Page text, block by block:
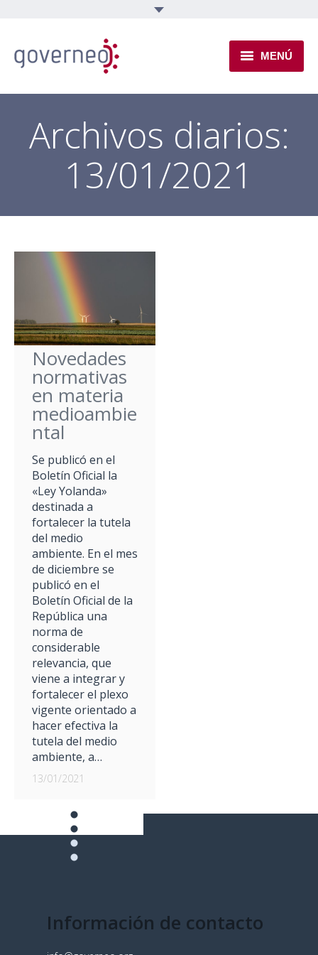
MENÚ
INSTITUCIONAL
EJES TEMÁTICOS
NOVEDADES
Archivos diarios:
13/01/2021
Novedades
normativas
en materia
medioambie
ntal
Se publicó en el
Boletín Oficial la
«Ley Yolanda»
destinada a
fortalecer la tutela
del medio
ambiente. En el mes
de diciembre se
publicó en el
Boletín Oficial de la
República una
norma de
considerable
relevancia, que
viene a integrar y
fortalecer el plexo
vigente orientado a
hacer efectiva la
tutela del medio
ambiente, a…
13/01/2021
Información de contacto